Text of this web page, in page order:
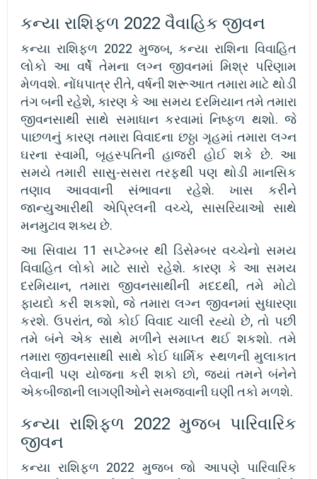
કન્યા રાશિફળ 2022 વૈવાહિક જીવન
કન્યા રાશિફળ 2022 મુજબ, કન્યા રાશિના વિવાહિત
લોકો આ વર્ષે તેમના લગ્ન જીવનમાં મિશ્ર પરિણામ
મેળવશે. નોંધપાત્ર રીતે, વર્ષની શરૂઆત તમારા માટે થોડી
તંગ બની રહેશે, કારણ કે આ સમય દરમિયાન તમે તમારા
જીવનસાથી સાથે સમાધાન કરવામાં નિષ્ફળ થશો. જે
પાછળનું કારણ તમારા વિવાદના છઠ્ઠા ગૃહમાં તમારા લગ્ન
ઘરના સ્વામી, બૃહસ્પતિની હાજરી હોઈ શકે છે. આ
સમયે તમારી સાસુ-સસરા તરફથી પણ થોડી માનસિક
તણાવ આવવાની સંભાવના રહેશે. ખાસ કરીને
જાન્યુઆરીથી એપ્રિલની વચ્ચે, સાસરિયાઓ સાથે
મનમુટાવ શક્ય છે.
આ સિવાય 11 સપ્ટેમ્બર થી ડિસેમ્બર વચ્ચેનો સમય
વિવાહિત લોકો માટે સારો રહેશે. કારણ કે આ સમય
દરમિયાન, તમારા જીવનસાથીની મદદથી, તમે મોટો
ફાયદો કરી શકશો, જે તમારા લગ્ન જીવનમાં સુધારણા
કરશે. ઉપરાંત, જો કોઈ વિવાદ ચાલી રહ્યો છે, તો પછી
તમે બંને એક સાથે મળીને સમાપ્ત થઈ શકશો. તમે
તમારા જીવનસાથી સાથે કોઈ ધાર્મિક સ્થળની મુલાકાત
લેવાની પણ યોજના કરી શકો છો, જ્યાં તમને બંનેને
એકબીજાની લાગણીઓને સમજવાની ઘણી તકો મળશે.
કન્યા રાશિફળ 2022 મુજબ પારિવારિક
જીવન
કન્યા રાશિફળ 2022 મુજબ જો આપણે પારિવારિક